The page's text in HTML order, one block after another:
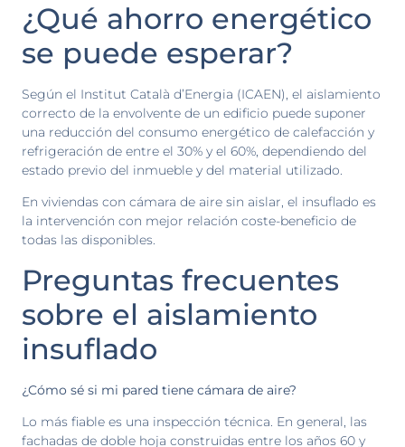
¿Qué ahorro energético
se puede esperar?
Según el Institut Català d’Energia (ICAEN), el aislamiento
correcto de la envolvente de un edificio puede suponer
una reducción del consumo energético de calefacción y
refrigeración de entre el 30% y el 60%, dependiendo del
estado previo del inmueble y del material utilizado.
En viviendas con cámara de aire sin aislar, el insuflado es
la intervención con mejor relación coste-beneficio de
todas las disponibles.
Preguntas frecuentes
sobre el aislamiento
insuflado
¿Cómo sé si mi pared tiene cámara de aire?
Lo más fiable es una inspección técnica. En general, las
fachadas de doble hoja construidas entre los años 60 y